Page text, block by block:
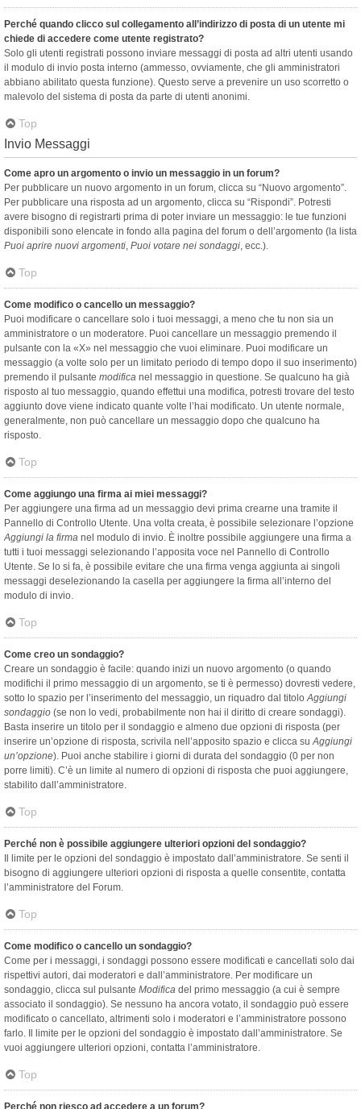
Perché quando clicco sul collegamento all’indirizzo di posta di un utente mi
chiede di accedere come utente registrato?
Solo gli utenti registrati possono inviare messaggi di posta ad altri utenti usando
il modulo di invio posta interno (ammesso, ovviamente, che gli amministratori
abbiano abilitato questa funzione). Questo serve a prevenire un uso scorretto o
malevolo del sistema di posta da parte di utenti anonimi.
Top
Invio Messaggi
Come apro un argomento o invio un messaggio in un forum?
Per pubblicare un nuovo argomento in un forum, clicca su “Nuovo argomento”.
Per pubblicare una risposta ad un argomento, clicca su “Rispondi”. Potresti
avere bisogno di registrarti prima di poter inviare un messaggio: le tue funzioni
disponibili sono elencate in fondo alla pagina del forum o dell’argomento (la lista
Puoi aprire nuovi argomenti, Puoi votare nei sondaggi, ecc.).
Top
Come modifico o cancello un messaggio?
Puoi modificare o cancellare solo i tuoi messaggi, a meno che tu non sia un
amministratore o un moderatore. Puoi cancellare un messaggio premendo il
pulsante con la «X» nel messaggio che vuoi eliminare. Puoi modificare un
messaggio (a volte solo per un limitato periodo di tempo dopo il suo inserimento)
premendo il pulsante modifica nel messaggio in questione. Se qualcuno ha già
risposto al tuo messaggio, quando effettui una modifica, potresti trovare del testo
aggiunto dove viene indicato quante volte l’hai modificato. Un utente normale,
generalmente, non può cancellare un messaggio dopo che qualcuno ha
risposto.
Top
Come aggiungo una firma ai miei messaggi?
Per aggiungere una firma ad un messaggio devi prima crearne una tramite il
Pannello di Controllo Utente. Una volta creata, è possibile selezionare l’opzione
Aggiungi la firma nel modulo di invio. È inoltre possibile aggiungere una firma a
tutti i tuoi messaggi selezionando l’apposita voce nel Pannello di Controllo
Utente. Se lo si fa, è possibile evitare che una firma venga aggiunta ai singoli
messaggi deselezionando la casella per aggiungere la firma all’interno del
modulo di invio.
Top
Come creo un sondaggio?
Creare un sondaggio è facile: quando inizi un nuovo argomento (o quando
modifichi il primo messaggio di un argomento, se ti è permesso) dovresti vedere,
sotto lo spazio per l’inserimento del messaggio, un riquadro dal titoloAggiungi
sondaggio (se non lo vedi, probabilmente non hai il diritto di creare sondaggi).
Basta inserire un titolo per il sondaggio e almeno due opzioni di risposta (per
inserire un’opzione di risposta, scrivila nell’apposito spazio e clicca suAggiungi
un’opzione). Puoi anche stabilire i giorni di durata del sondaggio (0 per non
porre limiti). C’è un limite al numero di opzioni di risposta che puoi aggiungere,
stabilito dall’amministratore.
Top
Perché non è possibile aggiungere ulteriori opzioni del sondaggio?
Il limite per le opzioni del sondaggio è impostato dall’amministratore. Se senti il
bisogno di aggiungere ulteriori opzioni di risposta a quelle consentite, contatta
l’amministratore del Forum.
Top
Come modifico o cancello un sondaggio?
Come per i messaggi, i sondaggi possono essere modificati e cancellati solo dai
rispettivi autori, dai moderatori e dall’amministratore. Per modificare un
sondaggio, clicca sul pulsante Modifica del primo messaggio (a cui è sempre
associato il sondaggio). Se nessuno ha ancora votato, il sondaggio può essere
modificato o cancellato, altrimenti solo i moderatori e l’amministratore possono
farlo. Il limite per le opzioni del sondaggio è impostato dall’amministratore. Se
vuoi aggiungere ulteriori opzioni, contatta l’amministratore.
Top
Perché non riesco ad accedere a un forum?